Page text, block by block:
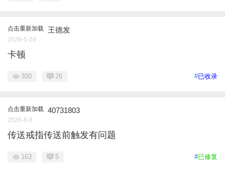
点击重新加载 王德发
2026-5-28
卡顿
#已收录
300 26
点击重新加载 40731803
2026-6-6
传送戒指传送前触发有问题
#已修复
163 5